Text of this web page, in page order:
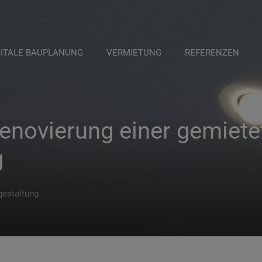
BAUPLANUNG VERMIETUNG REFERENZEN
einer